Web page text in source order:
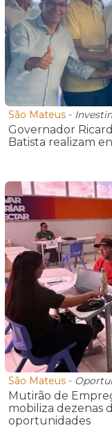
São Mateus -
Governador
Batista realizam
São Mateus -
Mutirão de
mobiliza dezenas
oportunidades